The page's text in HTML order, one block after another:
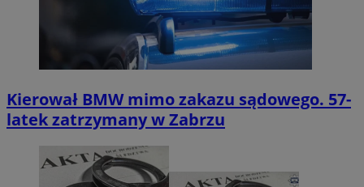
Kierował BMW mimo zakazu sądowego. 57-
latek zatrzymany w Zabrzu